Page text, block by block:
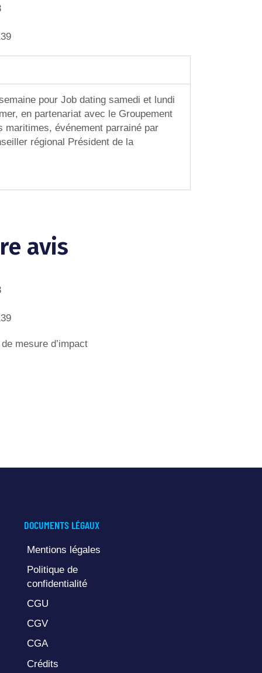
pour Job dating samedi et lundi
en partenariat avec le Groupement
maritimes, événement parrainé par
régional Président de la
avis
mesure d’impact
DOCUMENTS LÉGAUX
Mentions légales
Politique de
confidentialité
CGU
CGV
CGA
Crédits